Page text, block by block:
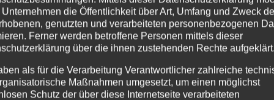
,Kinderkurse,Tanzkurse
haben es bereits mitbekommen : Andi kommt zurück in
Saison (September) 2020 wird er zunächst jeden Montag
ein neues...
Unternehmen die Öffentlichkeit über Art, Umfang und Zweck
genutzten und verarbeiteten personenbezogenen
Ferner werden betroffene Personen mittels dieser
über die ihnen zustehenden Rechte aufgeklärt.
als für die Verarbeitung Verantwortlicher zahlreiche
Maßnahmen umgesetzt, um einen möglichst
Schutz der über diese Internetseite verarbeiteten